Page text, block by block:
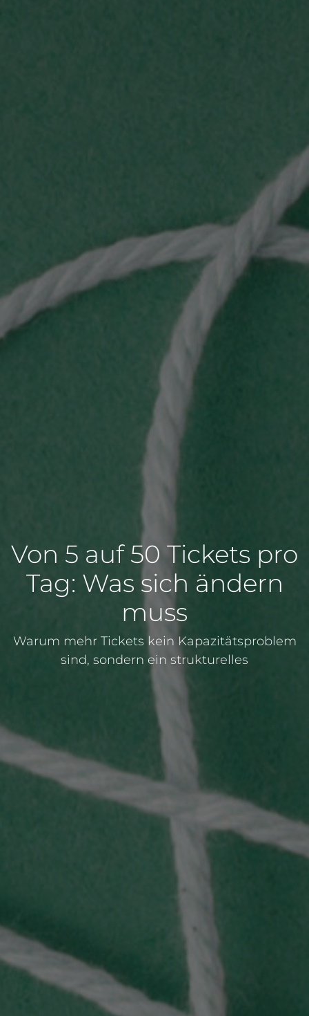
Von 5 auf 50 Tickets pro
Tag: Was sich ändern
muss
Warum mehr Tickets kein Kapazitätsproblem
sind, sondern ein strukturelles